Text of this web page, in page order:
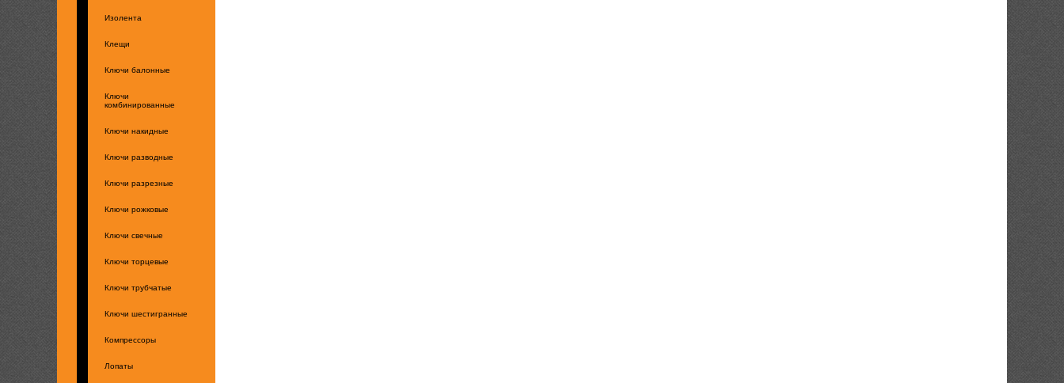
Изолента
Клещи
Ключи балонные
Ключи
комбинированные
Ключи накидные
Ключи разводные
Ключи разрезные
Ключи рожковые
Ключи свечные
Ключи торцевые
Ключи трубчатые
Ключи шестигранные
Компрессоры
Лопаты